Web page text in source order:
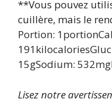
**Vous pouvez
cuillère, mais le
Portion: 1portion
191kilocalories
15gSodium: 532mg
Lisez notre